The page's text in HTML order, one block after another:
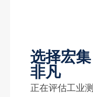
选择宏
非凡
正在评估工业